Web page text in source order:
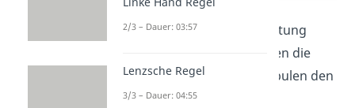
Ist ein Motor in Sternschaltung
verschalten, so entsprechen die
Ströme
durch seine Spulen den
Strömen in seinen
2/3 – Dauer: 03:57
Lenzsche Regel
3/3 – Dauer: 04:55